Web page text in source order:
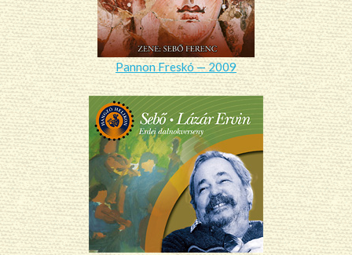
Pannon Freskó — 2009